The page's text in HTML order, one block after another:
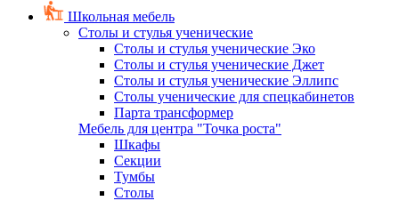
Школьная мебель
Столы и стулья ученические
Столы и стулья ученические Эко
Столы и стулья ученические Джет
Столы и стулья ученические Эллипс
Столы ученические для спецкабинетов
Парта трансформер
Мебель для центра "Точка роста"
Шкафы
Секции
Тумбы
Столы